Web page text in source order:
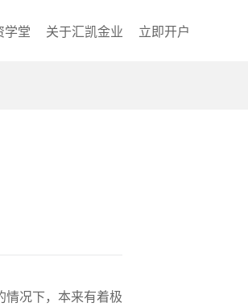
学堂 关于汇凯金业 立即开户
情况下，本来有着极